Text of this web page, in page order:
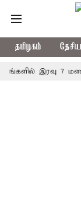
தமிழகம்
இரவு 7 மணிவரை